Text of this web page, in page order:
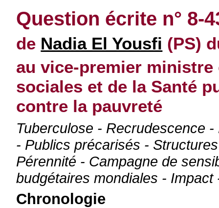
Question écrite n° 8-
de Nadia El Yousfi (PS)
au vice-premier
sociales et de la Santé
contre la pauvreté
Tuberculose - Recrudescence
- Publics précarisés -
Pérennité - Campagne de
budgétaires mondiales -
Chronologie